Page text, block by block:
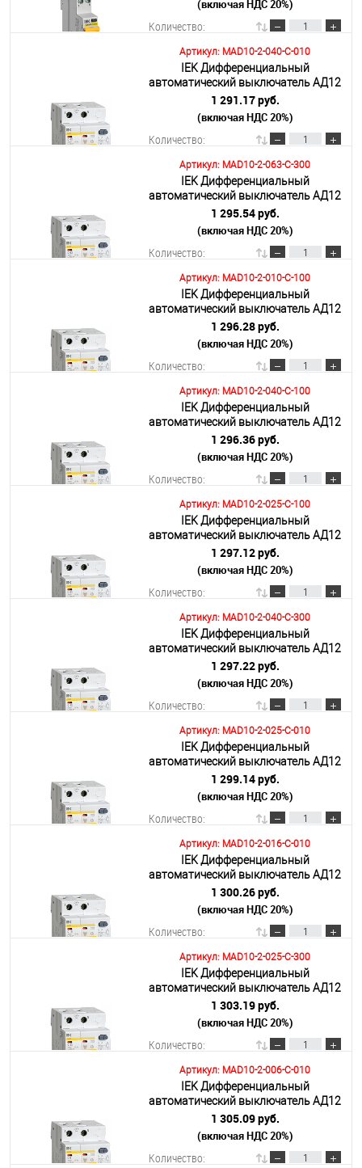
Подробнее(включая НДС 20%)
Количество:
В корзину
Подробнее
Артикул: MAD10-2-040-C-010
IEK Дифференциальный
автоматический выключатель АД12
2р 40А 10мА
1 291.17 руб.
(включая НДС 20%)
Количество:
В корзину
Подробнее
Артикул: MAD10-2-063-C-300
IEK Дифференциальный
автоматический выключатель АД12
2Р 63А 300мА
1 295.54 руб.
(включая НДС 20%)
Количество:
В корзину
Подробнее
Артикул: MAD10-2-010-C-100
IEK Дифференциальный
автоматический выключатель АД12
2Р 10А 100мА
1 296.28 руб.
(включая НДС 20%)
Количество:
В корзину
Подробнее
Артикул: MAD10-2-040-C-100
IEK Дифференциальный
автоматический выключатель АД12
2Р 40А 100мА
1 296.36 руб.
(включая НДС 20%)
Количество:
В корзину
Подробнее
Артикул: MAD10-2-025-C-100
IEK Дифференциальный
автоматический выключатель АД12
2Р 25А 100мА
1 297.12 руб.
(включая НДС 20%)
Количество:
В корзину
Подробнее
Артикул: MAD10-2-040-C-300
IEK Дифференциальный
автоматический выключатель АД12
2р 40А 300мА
1 297.22 руб.
(включая НДС 20%)
Количество:
В корзину
Подробнее
Артикул: MAD10-2-025-C-010
IEK Дифференциальный
автоматический выключатель АД12
2Р 25А 10мА
1 299.14 руб.
(включая НДС 20%)
Количество:
В корзину
Подробнее
Артикул: MAD10-2-016-C-010
IEK Дифференциальный
автоматический выключатель АД12
2Р 16А 10мА
1 300.26 руб.
(включая НДС 20%)
Количество:
В корзину
Подробнее
Артикул: MAD10-2-025-C-300
IEK Дифференциальный
автоматический выключатель АД12
2Р 25А 300мА
1 303.19 руб.
(включая НДС 20%)
Количество:
В корзину
Подробнее
Артикул: MAD10-2-006-C-010
IEK Дифференциальный
автоматический выключатель АД12
2Р 6А 10мА
1 305.09 руб.
(включая НДС 20%)
Количество: